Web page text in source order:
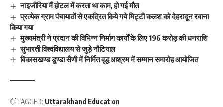
नाइजीरिया मैं होटल में करता था काम, हो गई मौत
प्रत्येक ग्राम पंचायातों से एकत्रित किये गये मिट्टी कलश को देहरादून रवाना
किया गया
मुख्यमंत्री ने प्रदान की विभिन्न निर्माण कार्यों के लिए 196 करोड़ की धनराशि
सुभारती विश्वविद्यालय से जुड़े नौटियाल
विकासखण्ड डुण्डा सैणी में निर्मित वृद्ध आश्रम में सम्मान समारोह आयोजित
TAGGED: Uttarakhand Education